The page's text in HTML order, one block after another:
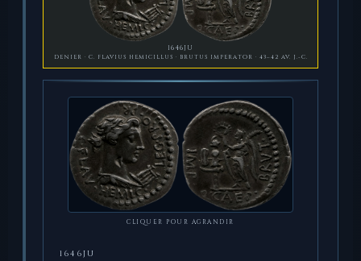
1646JU
DENIER · C. FLAVIUS HEMICILLUS · BRUTUS IMPERATOR · 43–42 AV. J.-C.
CLIQUER POUR AGRANDIR
1646JU